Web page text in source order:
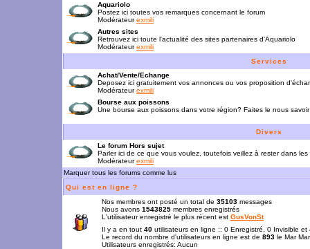
Aquariolo
Postez ici toutes vos remarques concernant le forum
Modérateurexmili
Autres sites
Retrouvez ici toute l'actualité des sites partenaires d'Aquariolo
Modérateurexmili
Services
Achat/Vente/Echange
Deposez ici gratuitement vos annonces ou vos proposition
Modérateurexmili
Bourse aux poissons
Une bourse aux poissons dans votre région? Faites le nous savoir
Divers
Le forum Hors sujet
Parler ici de ce que vous voulez, toutefois veillez à rester dans les
Modérateurexmili
Marquer tous les forums comme lus
Qui est en ligne ?
Nos membres ont posté un total de 35103 messages
Nous avons 1543825 membres enregistrés
L'utilisateur enregistré le plus récent est GusVonSt
Il y a en tout 40 utilisateurs en ligne :: 0 Enregistré, 0 Invisible
Le record du nombre d'utilisateurs en ligne est de 893 le Mar
Utilisateurs enregistrés: Aucun